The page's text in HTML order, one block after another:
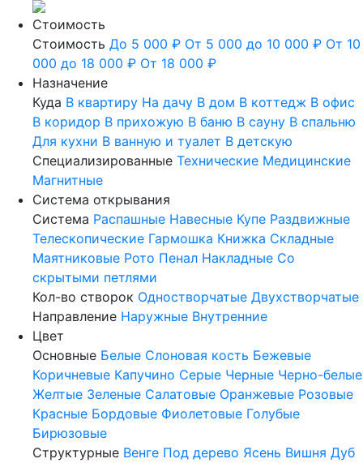
Стоимость
Стоимость До 5 000 ₽ От 5 000 до 10 000 ₽ От 10
000 до 18 000 ₽ От 18 000 ₽
Назначение
Куда В квартиру На дачу В дом В коттедж В офис
В коридор В прихожую В баню В сауну В спальню
Для кухни В ванную и туалет В детскую
Специализированные Технические Медицинские
Магнитные
Система открывания
Система Распашные Навесные Купе Раздвижные
Телескопические Гармошка Книжка Складные
Маятниковые Рото Пенал Накладные Со
скрытыми петлями
Кол-во створок Одностворчатые Двухстворчатые
Направление Наружные Внутренние
Цвет
Основные Белые Слоновая кость Бежевые
Коричневые Капучино Серые Черные Черно-белые
Желтые Зеленые Салатовые Оранжевые Розовые
Красные Бордовые Фиолетовые Голубые
Бирюзовые
Структурные Венге Под дерево Ясень Вишня Дуб